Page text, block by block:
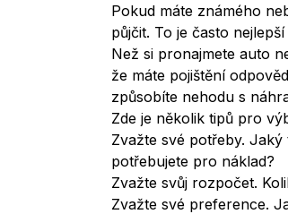
Pokud máte známého
půjčit. To je často
Než si pronajmete auto
že máte pojištění
způsobíte nehodu s
Zde je několik tipů pro
Zvažte své potřeby.
potřebujete pro náklad?
Zvažte svůj rozpočet.
Zvažte své preference.